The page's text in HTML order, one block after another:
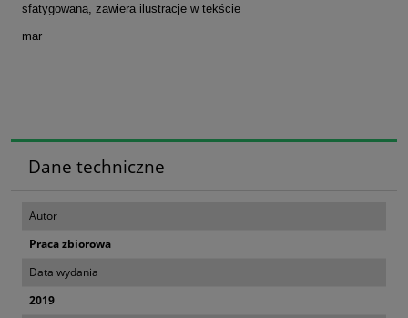
sfatygowaną, zawiera ilustracje w tekście
mar
Dane techniczne
Autor
Praca zbiorowa
Data wydania
2019